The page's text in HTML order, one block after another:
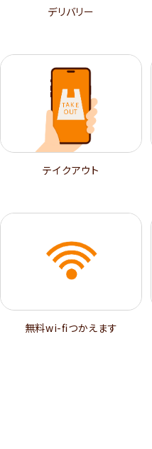
デリバリー
テイクアウト
無料wi-ﬁつかえます